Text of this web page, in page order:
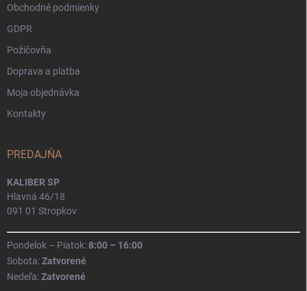
Obchodné podmienky
GDPR
Požičovňa
Doprava a platba
Moja objednávka
Kontakty
PREDAJŇA
KALIBER SP
Hlavná 46/18
091 01 Stropkov
Pondelok – Piatok:8:00 – 16:00
Sobota:Zatvorené
Nedeľa:Zatvorené